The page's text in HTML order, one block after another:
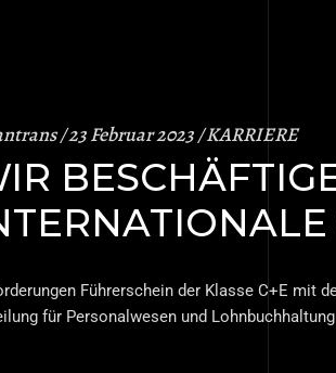
23 Februar 2023 KARRIERE
Führerschein der Klasse C+E mit
für Personalwesen und